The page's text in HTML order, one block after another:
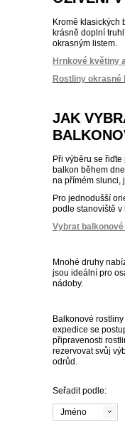
JAK
na přímém slunci,
Pro jednodušší
podle stanoviště
Vybrat
jsou ideální pro
nádoby.
expedice se
připravenosti
rezervovat svůj
Seřadit podle:
Jméno
Položky